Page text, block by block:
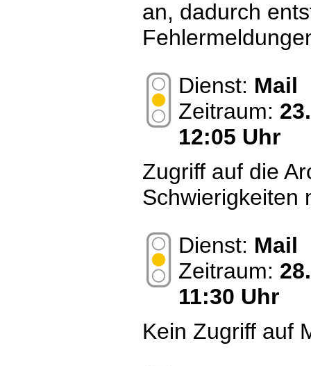
an, dadurch
Dienst: Mail
Zeitraum:
12:05 Uhr
Zugriff auf die
Schwierigkeiten
Dienst: Mail
Zeitraum:
11:30 Uhr
Kein Zugriff auf